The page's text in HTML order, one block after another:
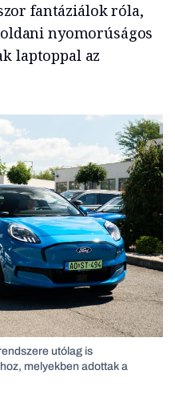
fantáziálok róla,
nyomorúságos
laptoppal az
utólag is
melyekben adottak a